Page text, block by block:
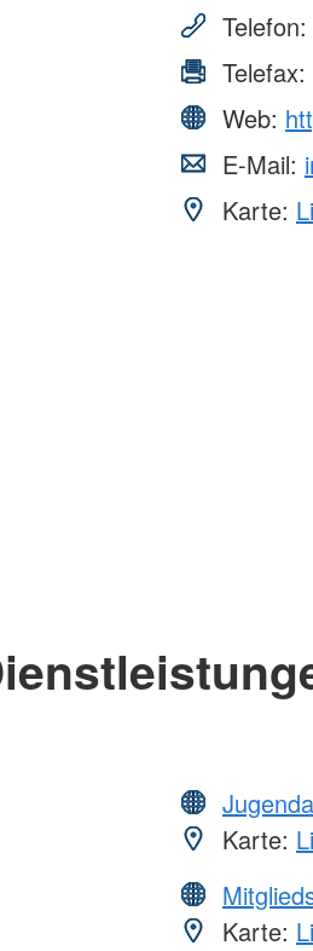
Telefon:
Telefax:
Web:
E-Mail:
Karte:
Karte:
Karte: